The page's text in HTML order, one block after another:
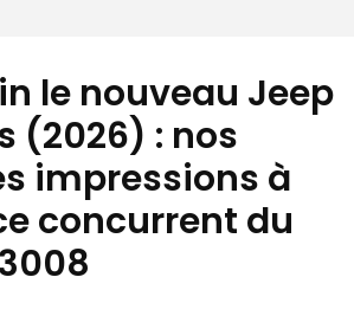
le nouveau Jeep
(2026) : nos
impressions à
concurrent du